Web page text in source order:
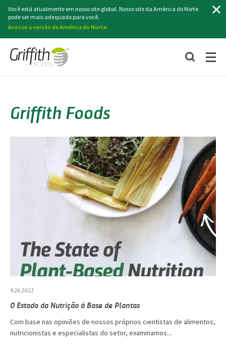
Você está atualmente em nosso site global. Nosso site da América do Norte
pode ser mais adequado para você.
Acesse a versão da América do Norte.
Griffith Foods
9.26.2022
O Estado da Nutrição à Base de Plantas
Com base nas opiniões de nossos próprios cientistas de alimentos,
nutricionistas e especialistas do setor, examinamos...